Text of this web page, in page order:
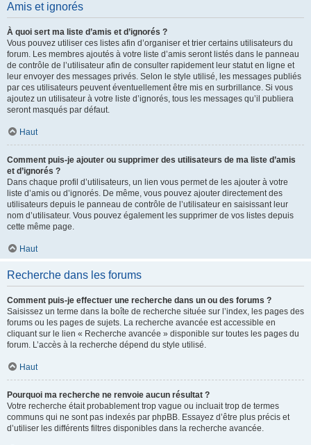
Amis et ignorés
À quoi sert ma liste d’amis et d’ignorés ?
Vous pouvez utiliser ces listes afin d’organiser et trier certains utilisateurs du
forum. Les membres ajoutés à votre liste d’amis seront listés dans le panneau
de contrôle de l’utilisateur afin de consulter rapidement leur statut en ligne et
leur envoyer des messages privés. Selon le style utilisé, les messages publiés
par ces utilisateurs peuvent éventuellement être mis en surbrillance. Si vous
ajoutez un utilisateur à votre liste d’ignorés, tous les messages qu’il publiera
seront masqués par défaut.
Haut
Comment puis-je ajouter ou supprimer des utilisateurs de ma liste d’amis
et d’ignorés ?
Dans chaque profil d’utilisateurs, un lien vous permet de les ajouter à votre
liste d’amis ou d’ignorés. De même, vous pouvez ajouter directement des
utilisateurs depuis le panneau de contrôle de l’utilisateur en saisissant leur
nom d’utilisateur. Vous pouvez également les supprimer de vos listes depuis
cette même page.
Haut
Recherche dans les forums
Comment puis-je effectuer une recherche dans un ou des forums ?
Saisissez un terme dans la boîte de recherche située sur l’index, les pages des
forums ou les pages de sujets. La recherche avancée est accessible en
cliquant sur le lien « Recherche avancée » disponible sur toutes les pages du
forum. L’accès à la recherche dépend du style utilisé.
Haut
Pourquoi ma recherche ne renvoie aucun résultat ?
Votre recherche était probablement trop vague ou incluait trop de termes
communs qui ne sont pas indexés par phpBB. Essayez d’être plus précis et
d’utiliser les différents filtres disponibles dans la recherche avancée.